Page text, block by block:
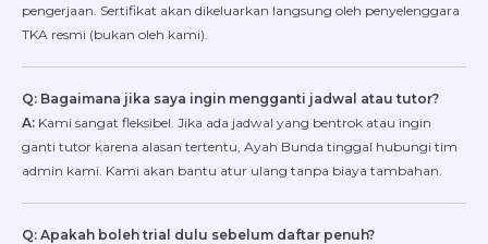
pengerjaan. Sertifikat akan dikeluarkan langsung oleh penyelenggara
TKA resmi (bukan oleh kami).
Q: Bagaimana jika saya ingin mengganti jadwal atau tutor?
A: Kami sangat fleksibel. Jika ada jadwal yang bentrok atau ingin
ganti tutor karena alasan tertentu, Ayah Bunda tinggal hubungi tim
admin kami. Kami akan bantu atur ulang tanpa biaya tambahan.
Q: Apakah boleh trial dulu sebelum daftar penuh?